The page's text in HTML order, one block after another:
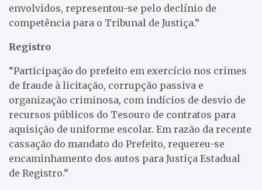
envolvidos, representou-se pelo declínio de
competência para o Tribunal de Justiça.”
Registro
“Participação do prefeito em exercício nos crimes
de fraude à licitação, corrupção passiva e
organização criminosa, com indícios de desvio de
recursos públicos do Tesouro de contratos para
aquisição de uniforme escolar. Em razão da recente
cassação do mandato do Prefeito, requereu-se
encaminhamento dos autos para Justiça Estadual
de Registro.”